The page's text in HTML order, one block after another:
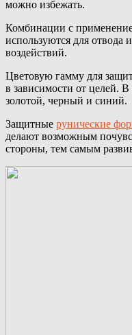
можно избежать.
Комбинации с
используются для отвода
воздействий.
Цветовую гамму для
в зависимости от целей.
золотой, черный и синий.
Защитные рунические
делают возможным
стороны, тем самым